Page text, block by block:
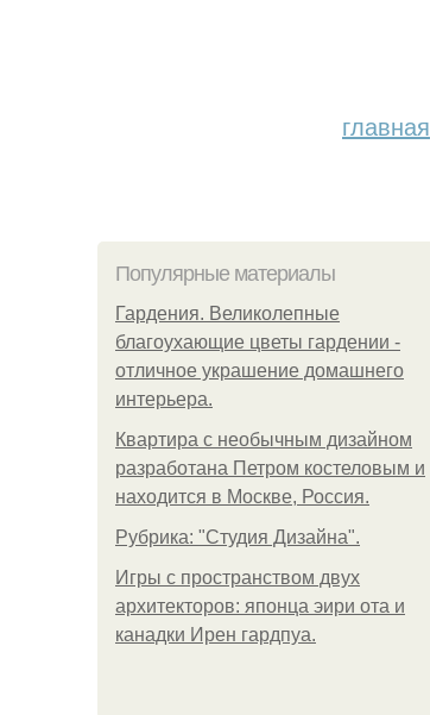
главная
Популярные материалы
Гардения. Великолепные
благоухающие цветы гардении -
отличное украшение домашнего
интерьера.
Квартира с необычным дизайном
разработана Петром костеловым и
находится в Москве, Россия.
Рубрика: "Студия Дизайна".
Игры с пространством двух
архитекторов: японца эири ота и
канадки Ирен гардпуа.